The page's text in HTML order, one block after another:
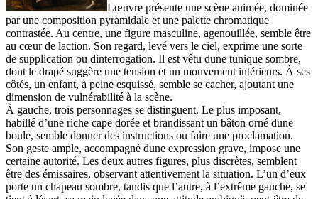
Lœuvre présente une scène animée, dominée
par une composition pyramidale et une palette chromatique
contrastée. Au centre, une figure masculine, agenouillée, semble être
au cœur de laction. Son regard, levé vers le ciel, exprime une sorte
de supplication ou dinterrogation. Il est vêtu dune tunique sombre,
dont le drapé suggère une tension et un mouvement intérieurs. À ses
côtés, un enfant, à peine esquissé, semble se cacher, ajoutant une
dimension de vulnérabilité à la scène.
À gauche, trois personnages se distinguent. Le plus imposant,
habillé d’une riche cape dorée et brandissant un bâton orné dune
boule, semble donner des instructions ou faire une proclamation.
Son geste ample, accompagné dune expression grave, impose une
certaine autorité. Les deux autres figures, plus discrètes, semblent
être des émissaires, observant attentivement la situation. L’un d’eux
porte un chapeau sombre, tandis que l’autre, à l’extrême gauche, se